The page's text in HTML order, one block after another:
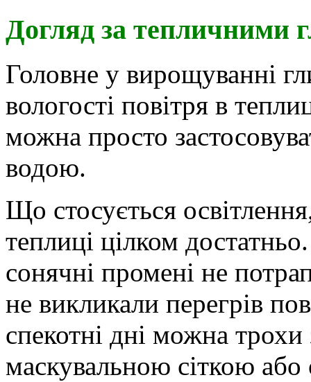
Догляд за тепличними
Головне у вирощуванні
вологості повітря в
можна просто
водою.
Що стосується
теплиці цілком
сонячні промені не
не викликали перегрів
спекотні дні можна
маскувальною сіткою